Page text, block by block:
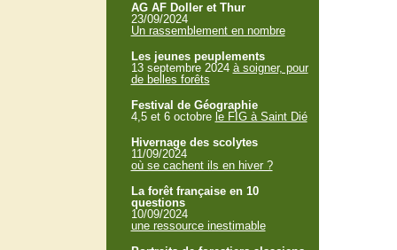
AG AF Doller et Thur
23/09/2024
Un rassemblement en nombre
Les jeunes peuplements
13 septembre 2024 à soigner, pour
de belles forêts
Festival de Géographie
4,5 et 6 octobre le FIG à Saint Dié
Hivernage des scolytes
11/09/2024
où se cachent ils en hiver ?
La forêt française en 10
questions
10/09/2024
une ressource inestimable